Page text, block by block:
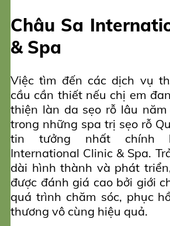
Châu Sa
& Spa
Việc tìm đến các dịch vụ
cầu cần thiết nếu chị em
thiện làn da sẹo rỗ lâu
trong những spa trị sẹo rỗ
tin tưởng nhất chính
International Clinic & Spa.
dài hình thành và phát
được đánh giá cao bởi giới
quá trình chăm sóc, phục
thương vô cùng hiệu quả.